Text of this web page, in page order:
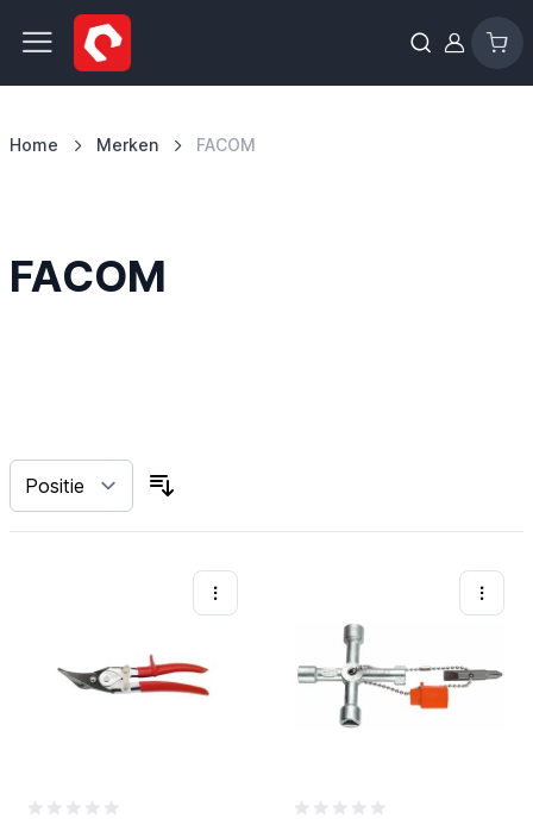
Ga naar de inhoud
Home Merken FACOM
FACOM